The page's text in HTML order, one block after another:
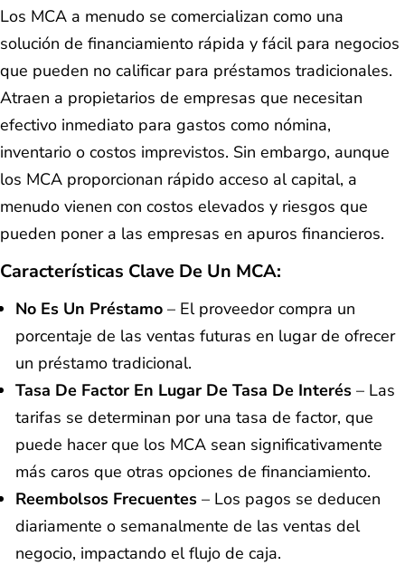
Los MCA a menudo se comercializan como una
solución de financiamiento rápida y fácil para negocios
que pueden no calificar para préstamos tradicionales.
Atraen a propietarios de empresas que necesitan
efectivo inmediato para gastos como nómina,
inventario o costos imprevistos. Sin embargo, aunque
los MCA proporcionan rápido acceso al capital, a
menudo vienen con costos elevados y riesgos que
pueden poner a las empresas en apuros financieros.
Características Clave De Un MCA:
No Es Un Préstamo – El proveedor compra un
porcentaje de las ventas futuras en lugar de ofrecer
un préstamo tradicional.
Tasa De Factor En Lugar De Tasa De Interés – Las
tarifas se determinan por una tasa de factor, que
puede hacer que los MCA sean significativamente
más caros que otras opciones de financiamiento.
Reembolsos Frecuentes – Los pagos se deducen
diariamente o semanalmente de las ventas del
negocio, impactando el flujo de caja.